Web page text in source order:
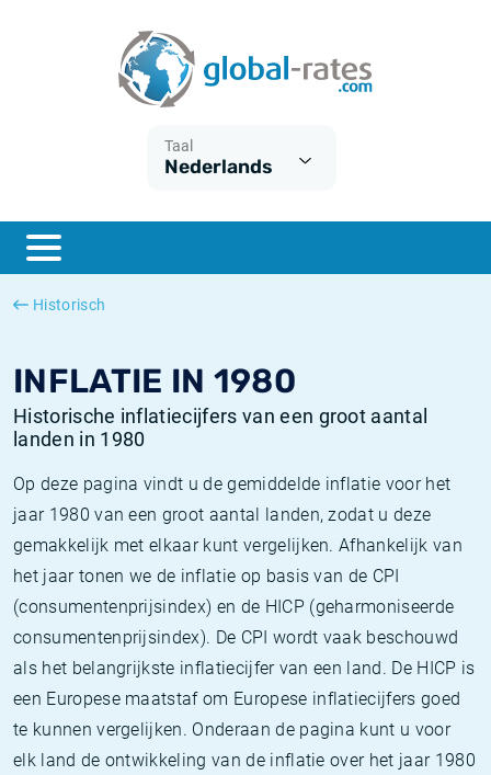
Taal
Nederlands
Historisch
INFLATIE IN 1980
Historische inflatiecijfers van een groot aantal
landen in 1980
Op deze pagina vindt u de gemiddelde inflatie voor het
jaar 1980 van een groot aantal landen, zodat u deze
gemakkelijk met elkaar kunt vergelijken. Afhankelijk van
het jaar tonen we de inflatie op basis van de CPI
(consumentenprijsindex) en de HICP (geharmoniseerde
consumentenprijsindex). De CPI wordt vaak beschouwd
als het belangrijkste inflatiecijfer van een land. De HICP is
een Europese maatstaf om Europese inflatiecijfers goed
te kunnen vergelijken. Onderaan de pagina kunt u voor
elk land de ontwikkeling van de inflatie over het jaar 1980
ESTER
SONIA
Wat is CPI inflatie?
Wat is HICP inflatie?
Nederlandse inflatie - CPI
Amerikaanse inflatie - CPI
Euribor historie
SOFR historie
TONAR historie
Inflatiecalculator